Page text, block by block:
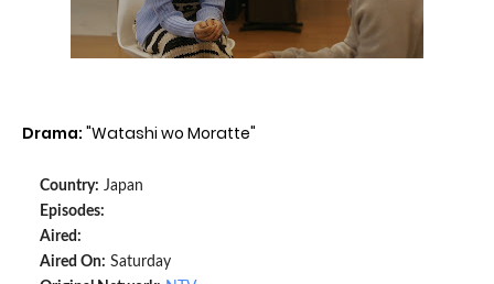
Drama: "Watashi wo Moratte"
Country: Japan
Episodes:
Aired:
Aired On: Saturday